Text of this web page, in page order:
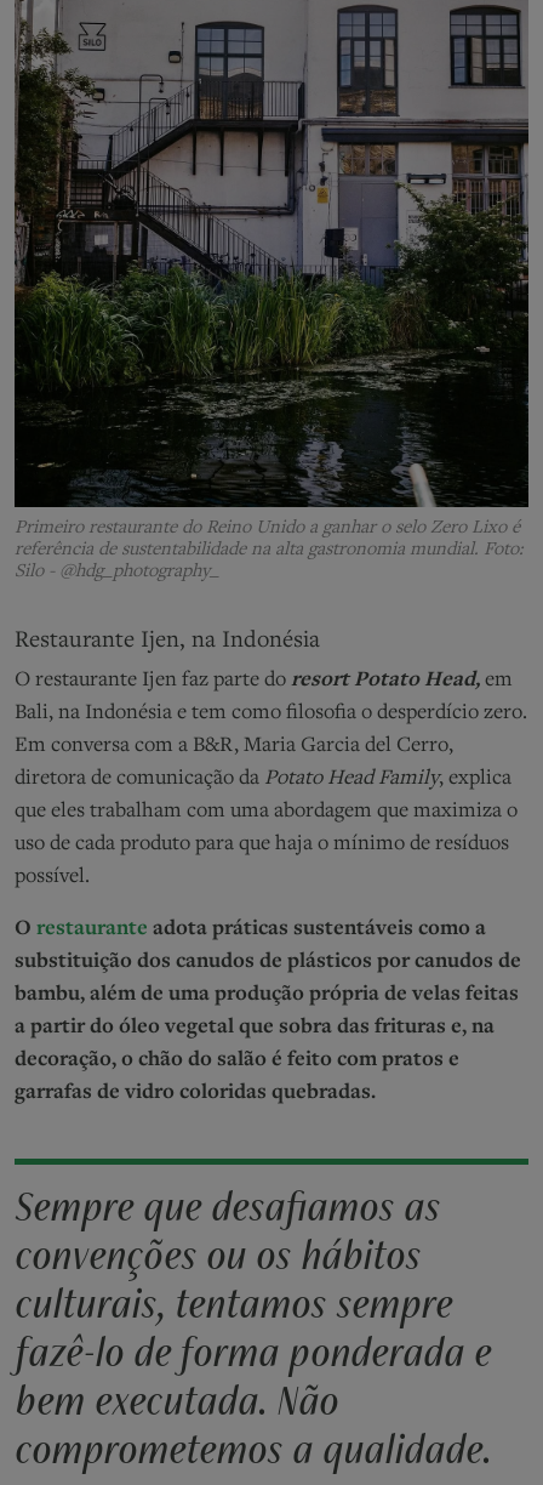
Primeiro restaurante do Reino Unido a ganhar o selo Zero Lixo é
referência de sustentabilidade na alta gastronomia mundial. Foto:
Silo - @hdg_photography_
Restaurante Ijen, na Indonésia
O restaurante Ijen faz parte do resort Potato Head, em
Bali, na Indonésia e tem como filosofia o desperdício zero.
Em conversa com a B&R, Maria Garcia del Cerro,
diretora de comunicação da Potato Head Family, explica
que eles trabalham com uma abordagem que maximiza o
uso de cada produto para que haja o mínimo de resíduos
possível.
O restaurante adota práticas sustentáveis como a
substituição dos canudos de plásticos por canudos de
bambu, além de uma produção própria de velas feitas
a partir do óleo vegetal que sobra das frituras e, na
decoração, o chão do salão é feito com pratos e
garrafas de vidro coloridas quebradas.
Sempre que desafiamos as
convenções ou os hábitos
culturais, tentamos sempre
fazê-lo de forma ponderada e
bem executada. Não
comprometemos a qualidade.